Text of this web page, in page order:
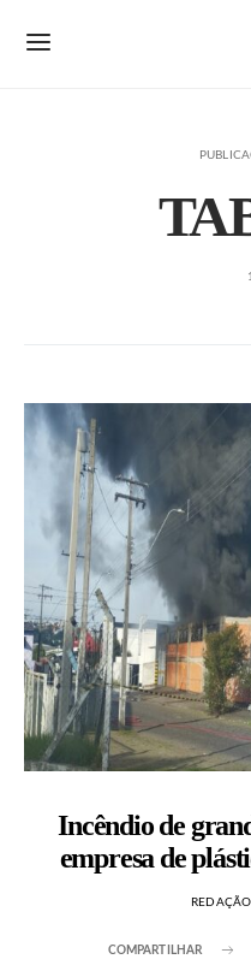
Incêndio de
empresa de
REDAÇÃO
COMPARTILHAR